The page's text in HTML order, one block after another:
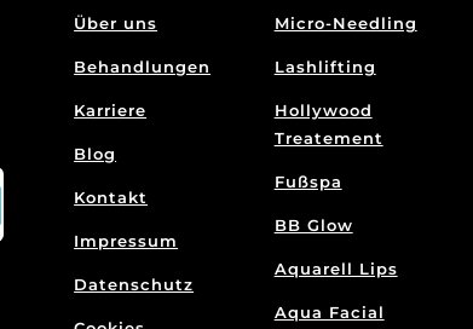
Über uns
Behandlungen
Karriere
Blog
Kontakt
Impressum
Datenschutz
Micro-Needling
Lashlifting
Hollywood
Treatement
Fußspa
BB Glow
Aquarell Lips
Aqua Facial